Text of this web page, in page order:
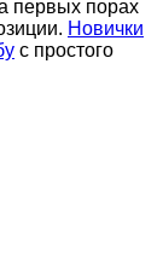
первых порах
Новички
с простого